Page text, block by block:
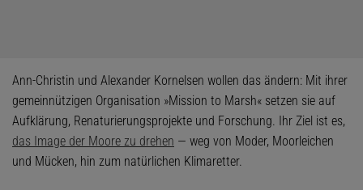
Ann-Christin und Alexander Kornelsen wollen das ändern: Mit ihrer
gemeinnützigen Organisation »Mission to Marsh« setzen sie auf
Aufklärung, Renaturierungsprojekte und Forschung. Ihr Ziel ist es,
das Image der Moore zu drehen — weg von Moder, Moorleichen
und Mücken, hin zum natürlichen Klimaretter.